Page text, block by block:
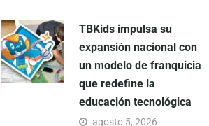
TBKids impulsa su
expansión nacional con
un modelo de franquicia
que redefine la
educación tecnológica
agosto 5, 2026